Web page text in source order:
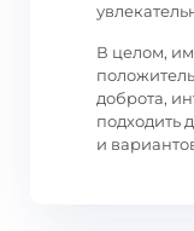
В целом,
доброта,
подходить
и